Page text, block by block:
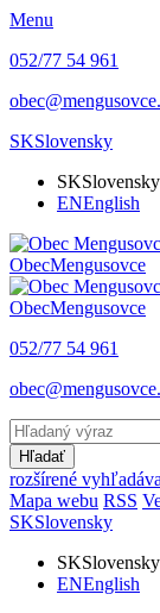
Menu
052/77 54 961
SKSlovensky
SKSlovensky
ENEnglish
ObecMengusovce
ObecMengusovce
052/77 54 961
Hľadať
rozšírené
Mapa webu RSS
SKSlovensky
SKSlovensky
ENEnglish